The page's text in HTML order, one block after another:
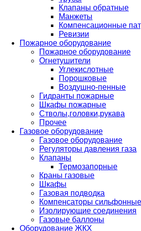
Клапаны обратные
Манжеты
Компенсационные
Ревизии
Пожарное оборудование
Пожарное оборудование
Огнетушители
Углекислотные
Порошковые
Воздушно-пенные
Гидранты пожарные
Шкафы пожарные
Стволы,головки,рукава
Прочее
Газовое оборудование
Газовое оборудование
Регуляторы давления газа
Клапаны
Термозапорные
Краны газовые
Шкафы
Газовая подводка
Компенсаторы сильфонные
Изолирующие соединения
Газовые баллоны
Оборудование ЖКХ